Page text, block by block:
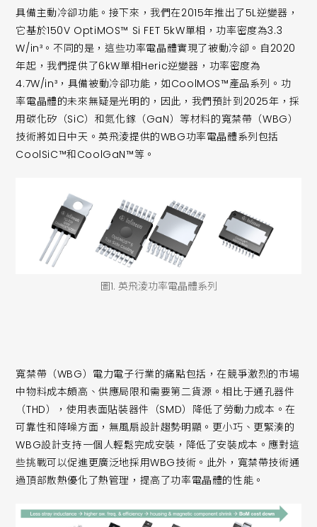
圖1. 英飛淩功率電晶體系列
具備主動冷卻功能。接下來，我們在2015年推出了5L逆變器，
它基於150V OptiMOS™ Si FET 5kW單相，功率密度為3.3
W/in³。不同的是，這些功率電晶體實現了被動冷卻。自2020
年起，我們提供了6kW單相Heric逆變器，功率密度為
4.7W/in³，具備被動冷卻功能，如CoolMOS™產品系列。功
率電晶體的未來無疑是光明的，因此，我們預計到2025年，採
用碳化矽（SiC）和氮化鎵（GaN）等材料的寬禁帶（WBG）
技術將如日中天。英飛淩提供的WBG功率電晶體系列包括
CoolSiC™和CoolGaN™等。
寬禁帶（WBG）電力電子行業的痛點包括，在競爭激烈的市場
中物料成本頗高、供應局限和需要第二貨源。相比于通孔器件
（THD），使用表面貼裝器件（SMD）降低了勞動力成本。在
可靠性和降噪方面，無風扇設計趨勢明顯。更小巧、更緊湊的
WBG設計支持一個人輕鬆完成安裝，降低了安裝成本。應對這
些挑戰可以促進更廣泛地採用WBG技術。此外，寬禁帶技術通
過頂部散熱優化了熱管理，提高了功率電晶體的性能。